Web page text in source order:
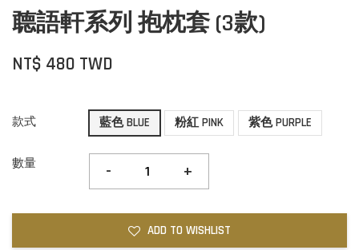
聼語軒系列 抱枕套 (3款)
NT$ 480 TWD
款式 藍色 BLUE 粉紅 PINK 紫色 PURPLE
數量 - +
ADD TO WISHLIST